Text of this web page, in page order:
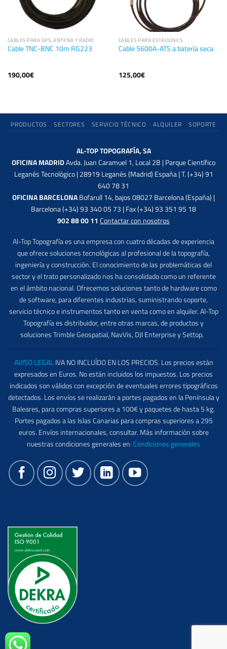
CABLES PARA GPS, ANTENA Y RADIO
Cable TNC-BNC 10m RG223
190,00€
CABLES PARA ESTACIONES
Cable 5600A-ATS a batería seca
125,00€
PRODUCTOS SECTORES SERVICIO TÉCNICO ALQUILER SOPORTE
AL-TOP TOPOGRAFÍA, SA
OFICINA MADRIDAvda. Juan Caramuel 1, Local 2B | Parque Científico
Leganés Tecnológico | 28919 Leganés (Madrid) España | T. (+34) 91
640 78 31
OFICINA BARCELONABofarull 14, bajos 08027 Barcelona (España) |
Barcelona (+34) 93 340 05 73 | Fax (+34) 93 351 95 18
902 88 00 11 Contactar con nosotros
Al-Top Topografía es una empresa con cuatro décadas de experiencia
que ofrece soluciones tecnológicas al profesional de la topografía,
ingeniería y construcción. El conocimiento de las problemáticas del
sector y el trato personalizado nos ha consolidado como un referente
en el ámbito nacional. Ofrecemos soluciones tanto de hardware como
de software, para diferentes industrias, suministrando soporte,
servicio técnico e instrumentos tanto en venta como en alquiler. Al-Top
Topografía es distribuidor, entre otras marcas, de productos y
soluciones Trimble Geospatial, NavVis, DJI Enterprise y Settop.
AVISO LEGALIVA NO INCLUÍDO EN LOS PRECIOS. Los precios están
expresados en Euros. No están incluidos los impuestos. Los precios
indicados son válidos con excepción de eventuales errores tipográficos
detectados. Los envíos se realizarán a portes pagados en la Península y
Baleares, para compras superiores a 100€ y paquetes de hasta 5 kg.
Portes pagados a las Islas Canarias para compras superiores a 295
euros. Envíos internacionales, consultar. Más información sobre
nuestras condiciones generales en: Condiciones generales